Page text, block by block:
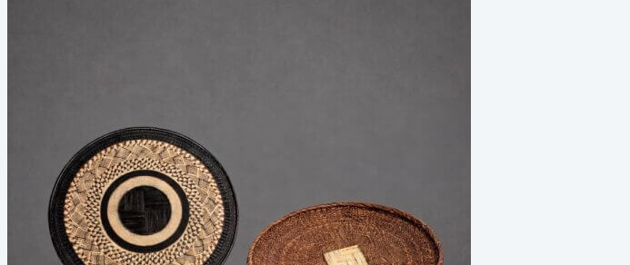
Unikate
Design & Interior-Objekte
Kleine Designobjekte
Weitere Kategorien
Bundle
Geschenkkarten